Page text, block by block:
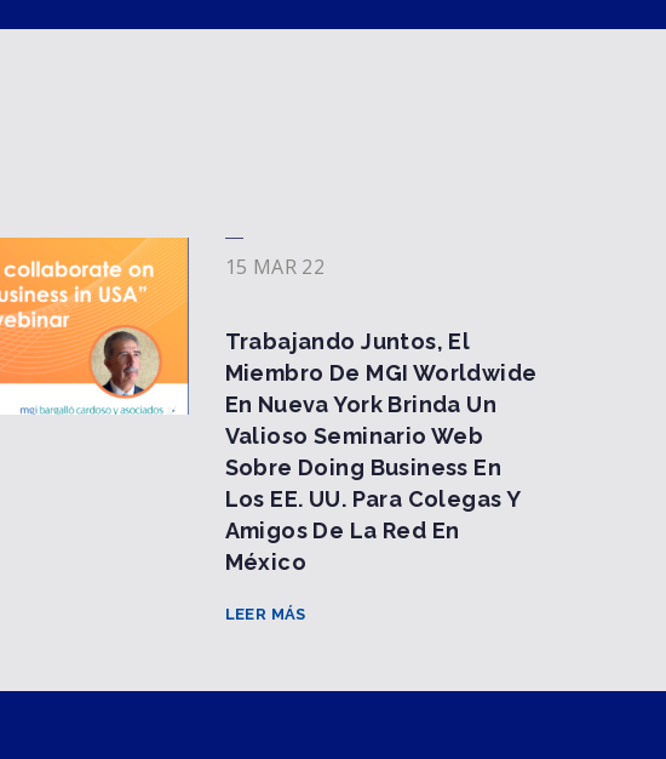
15 MAR 22
Trabajando Juntos, El
Miembro De MGI Worldwide
En Nueva York Brinda Un
Valioso Seminario Web
Sobre Doing Business En
Los EE. UU. Para Colegas Y
Amigos De La Red En
México
LEER MÁS